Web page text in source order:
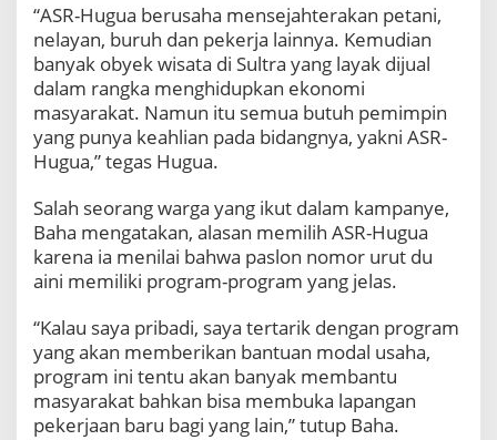
“ASR-Hugua berusaha mensejahterakan petani,
nelayan, buruh dan pekerja lainnya. Kemudian
banyak obyek wisata di Sultra yang layak dijual
dalam rangka menghidupkan ekonomi
masyarakat. Namun itu semua butuh pemimpin
yang punya keahlian pada bidangnya, yakni ASR-
Hugua,” tegas Hugua.
Salah seorang warga yang ikut dalam kampanye,
Baha mengatakan, alasan memilih ASR-Hugua
karena ia menilai bahwa paslon nomor urut du
aini memiliki program-program yang jelas.
“Kalau saya pribadi, saya tertarik dengan program
yang akan memberikan bantuan modal usaha,
program ini tentu akan banyak membantu
masyarakat bahkan bisa membuka lapangan
pekerjaan baru bagi yang lain,” tutup Baha.